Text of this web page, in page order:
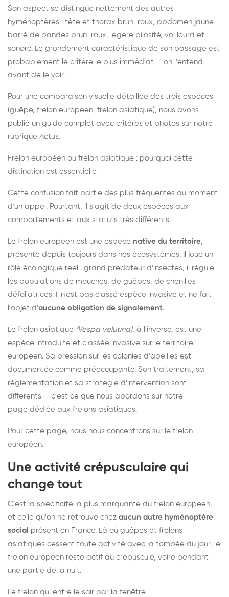
Son aspect se distingue nettement des autres
hyménoptères : tête et thorax brun-roux, abdomen jaune
barré de bandes brun-roux, légère pilosité, vol lourd et
sonore. Le grondement caractéristique de son passage est
probablement le critère le plus immédiat — on l'entend
avant de le voir.
Pour une comparaison visuelle détaillée des trois espèces
(guêpe, frelon européen, frelon asiatique), nous avons
publié un guide complet avec critères et photos sur notre
rubrique Actus.
Frelon européen ou frelon asiatique : pourquoi cette
distinction est essentielle
Cette confusion fait partie des plus fréquentes au moment
d'un appel. Pourtant, il s'agit de deux espèces aux
comportements et aux statuts très différents.
Le frelon européen est une espèce native du territoire,
présente depuis toujours dans nos écosystèmes. Il joue un
rôle écologique réel : grand prédateur d'insectes, il régule
les populations de mouches, de guêpes, de chenilles
défoliatrices. Il n'est pas classé espèce invasive et ne fait
l'objet d'aucune obligation de signalement.
Le frelon asiatique (Vespa velutina), à l'inverse, est une
espèce introduite et classée invasive sur le territoire
européen. Sa pression sur les colonies d'abeilles est
documentée comme préoccupante. Son traitement, sa
réglementation et sa stratégie d'intervention sont
différents — c'est ce que nous abordons sur notre
page dédiée aux frelons asiatiques.
Pour cette page, nous nous concentrons sur le frelon
européen.
Une activité crépusculaire qui
change tout
C'est la spécificité la plus marquante du frelon européen,
et celle qu'on ne retrouve chez aucun autre hyménoptère
social présent en France. Là où guêpes et frelons
asiatiques cessent toute activité avec la tombée du jour, le
frelon européen reste actif au crépuscule, voire pendant
une partie de la nuit.
Le frelon qui entre le soir par la fenêtre